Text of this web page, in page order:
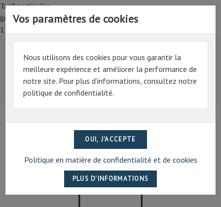
Tarif particulier,
(professionnel, connectez-vous pour bénéficier de la remise de
15%)
Tarif particulier,
(professionnel, connectez-vous pour bénéficier de la
remise de 15%)
07 69 94 13 47
Vos paramètres de cookies
Nous utilisons des cookies pour vous garantir la
meilleure expérience et améliorer la performance de
notre site. Pour plus d’informations, consultez notre
politique de confidentialité.
Politique en matière de confidentialité et de cookies